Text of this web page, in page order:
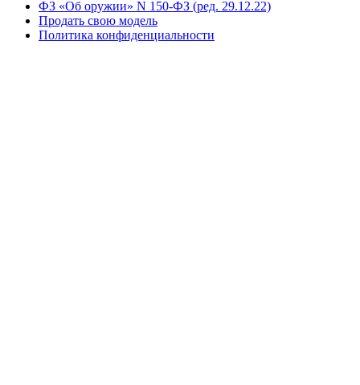
ФЗ «Об оружии» N 150-ФЗ (ред. 29.12.22)
Продать свою модель
Политика конфиденциальности